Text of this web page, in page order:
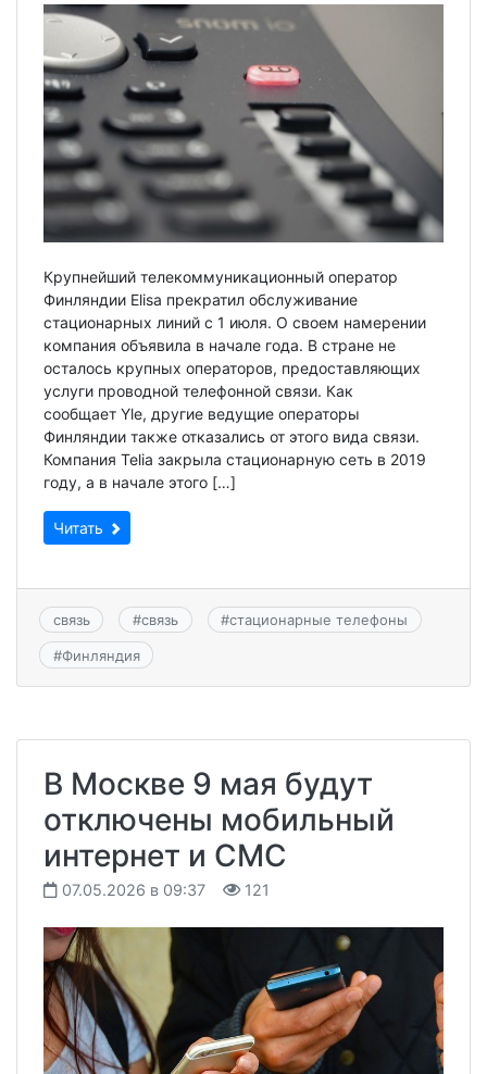
Крупнейший телекоммуникационный оператор
Финляндии Elisa прекратил обслуживание
стационарных линий с 1 июля. О своем намерении
компания объявила в начале года. В стране не
осталось крупных операторов, предоставляющих
услуги проводной телефонной связи. Как
сообщает Yle, другие ведущие операторы
Финляндии также отказались от этого вида связи.
Компания Telia закрыла стационарную сеть в 2019
году, а в начале этого […]
Читать
связь #связь #стационарные телефоны
#Финляндия
В Москве 9 мая будут
отключены мобильный
интернет и СМС
07.05.2026 в 09:37 121